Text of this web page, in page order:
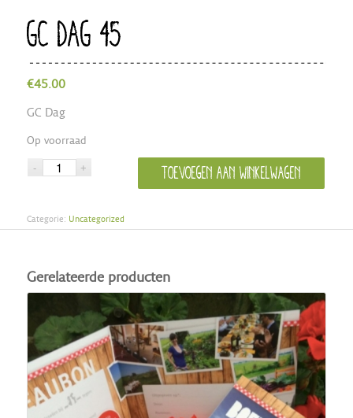
GC DAG 45
€45.00
GC Dag
Op voorraad
Toevoegen aan winkelwagen
Categorie: Uncategorized
Gerelateerde producten